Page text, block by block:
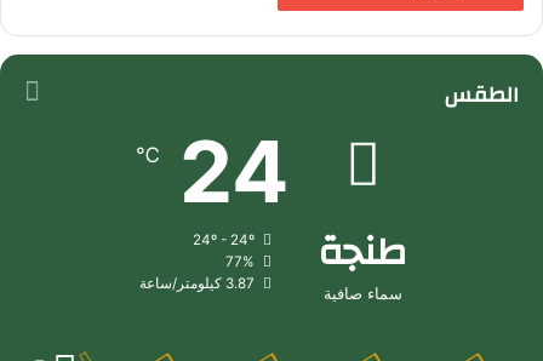
الطقس
طنجة
سماء صافية
24
℃
24º - 24º
77%
3.87 كيلومتر/ساعة